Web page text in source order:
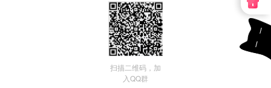
扫描二维码，加
入QQ群